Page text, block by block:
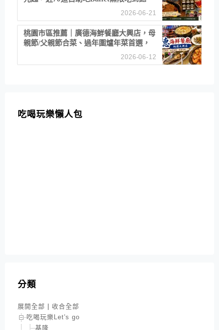
2026-06-21
桃園市區推薦｜廣德海鮮餐廳大興店，母
親節/父親節合菜、過年圍爐年菜首選，
2026-06-12
吃喝玩樂懶人包
分類
展開全部
收合全部
吃喝玩樂Let's go
基隆